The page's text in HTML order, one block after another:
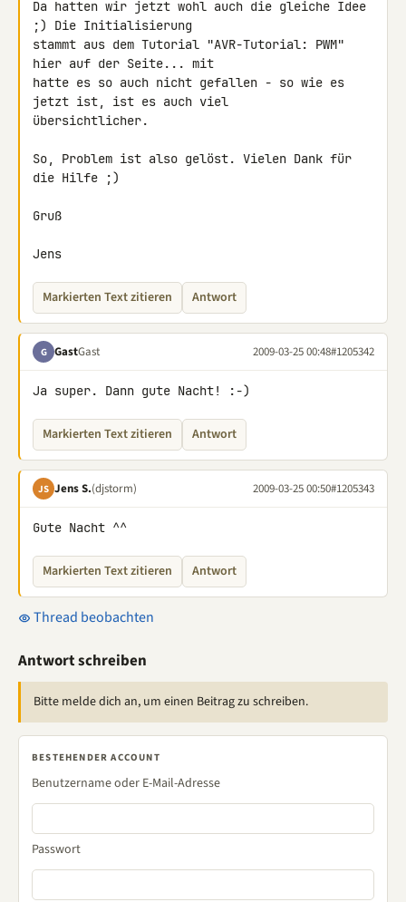
Da hatten wir jetzt wohl auch die gleiche Idee
;) Die Initialisierung
stammt aus dem Tutorial "AVR-Tutorial: PWM"
hier auf der Seite... mit
hatte es so auch nicht gefallen - so wie es
jetzt ist, ist es auch viel
übersichtlicher.
So, Problem ist also gelöst. Vielen Dank für
die Hilfe ;)
Gruß
Jens
Markierten Text zitieren Antwort
G GastGast 2009-03-25 00:48#1205342
Ja super. Dann gute Nacht! :-)
Markierten Text zitieren Antwort
JS Jens S.(djstorm) 2009-03-25 00:50#1205343
Gute Nacht ^^
Markierten Text zitieren Antwort
Thread beobachten
Antwort schreiben
Bitte melde dich an, um einen Beitrag zu schreiben.
BESTEHENDER ACCOUNT
Benutzername oder E-Mail-Adresse
Passwort